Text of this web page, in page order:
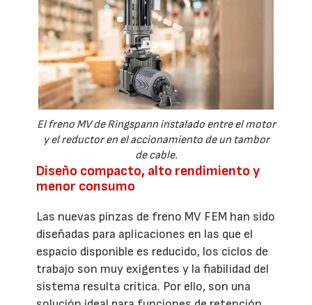
El freno MV de Ringspann instalado entre el motor
y el reductor en el accionamiento de un tambor
de cable.
Diseño compacto, alto rendimiento y
menor consumo
Las nuevas pinzas de freno MV FEM han sido
diseñadas para aplicaciones en las que el
espacio disponible es reducido, los ciclos de
trabajo son muy exigentes y la fiabilidad del
sistema resulta crítica. Por ello, son una